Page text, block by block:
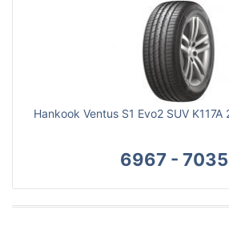
Hankook Ventus S1 Evo2 SUV
6967 - 7035